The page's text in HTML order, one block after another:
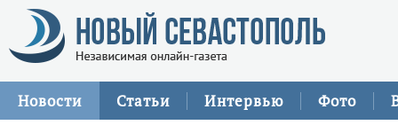
Новости Статьи Интервью Фото